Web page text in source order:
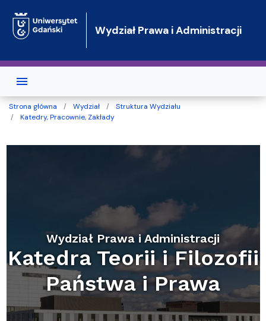
Wydział Prawa i Administracji
Strona główna Wydział
Struktura Wydziału
Katedry, Pracownie, Zakłady
Wydział Prawa i Administracji
Katedra Teorii i Filozofii
Państwa i Prawa